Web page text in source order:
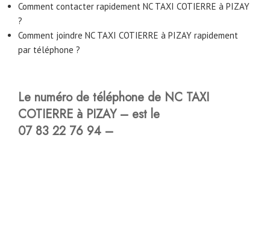
Comment contacter rapidement NC TAXI COTIERRE à PIZAY
?
Comment joindre NC TAXI COTIERRE à PIZAY rapidement
par téléphone ?
Le numéro de téléphone de NC TAXI
COTIERRE à PIZAY – est le
07 83 22 76 94 –